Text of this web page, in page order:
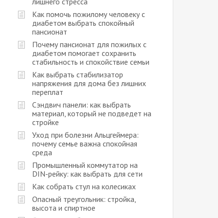
Как помочь пожилому человеку с
диабетом выбрать спокойный
пансионат
Почему пансионат для пожилых с
диабетом помогает сохранить
стабильность и спокойствие семьи
Как выбрать стабилизатор
напряжения для дома без лишних
переплат
Сэндвич панели: как выбрать
материал, который не подведет на
стройке
Уход при болезни Альцгеймера:
почему семье важна спокойная
среда
Промышленный коммутатор на
DIN-рейку: как выбрать для сети
Как собрать стул на колесиках
Опасный треугольник: стройка,
высота и спиртное